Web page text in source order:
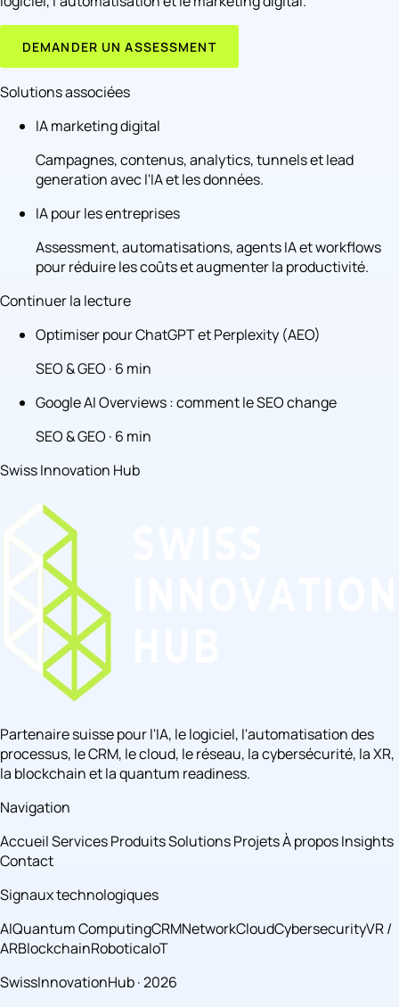
DEMANDER UN ASSESSMENT
Solutions associées
IA marketing digital
Campagnes, contenus, analytics, tunnels et lead
generation avec l'IA et les données.
IA pour les entreprises
Assessment, automatisations, agents IA et workflows
pour réduire les coûts et augmenter la productivité.
Continuer la lecture
Optimiser pour ChatGPT et Perplexity (AEO)
SEO & GEO · 6 min
Google AI Overviews : comment le SEO change
SEO & GEO · 6 min
Swiss Innovation Hub
Partenaire suisse pour l'IA, le logiciel, l'automatisation des
processus, le CRM, le cloud, le réseau, la cybersécurité, la XR,
la blockchain et la quantum readiness.
Navigation
AccueilServicesProduitsSolutionsProjetsÀ proposInsights
Contact
Signaux technologiques
AIQuantum ComputingCRMNetworkCloudCybersecurityVR /
ARBlockchainRoboticaIoT
SwissInnovationHub · 2026